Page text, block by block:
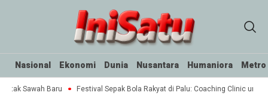
Nasional Ekonomi Dunia Nusantara Humaniora Metro
Sawah Baru Festival Sepak Bola Rakyat di Palu: Coaching Clinic untuk